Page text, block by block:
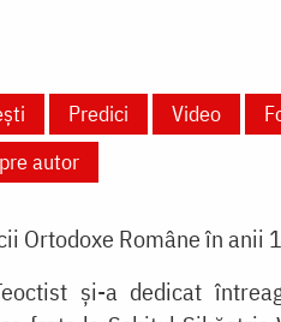
Predici Video
autor
Ortodoxe Române în anii
și-a dedicat